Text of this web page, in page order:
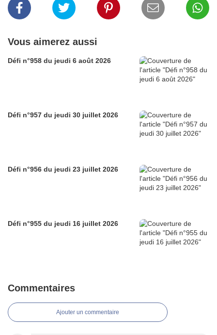
Vous aimerez aussi
Défi n°958 du jeudi 6 août 2026
Défi n°957 du jeudi 30 juillet 2026
Défi n°956 du jeudi 23 juillet 2026
Défi n°955 du jeudi 16 juillet 2026
Commentaires
Ajouter un commentaire